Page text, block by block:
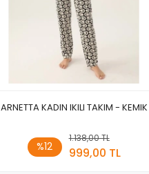
ARNETTA KADIN IKILI TAKIM - KEMIK
%12
1.138,00 TL
999,00 TL
Sepete Ekle